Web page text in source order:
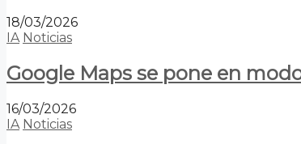
18/03/2026
IA Noticias
Google Maps se pone en
16/03/2026
IA Noticias